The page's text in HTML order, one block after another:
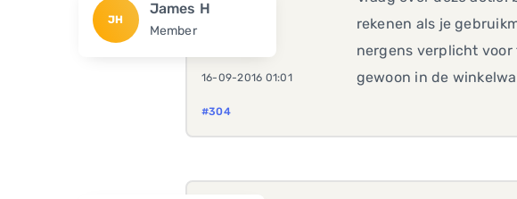
JH
James H
Member
16-09-2016 01:01
#304
rekenen als je
nergens verplicht voor
gewoon in de